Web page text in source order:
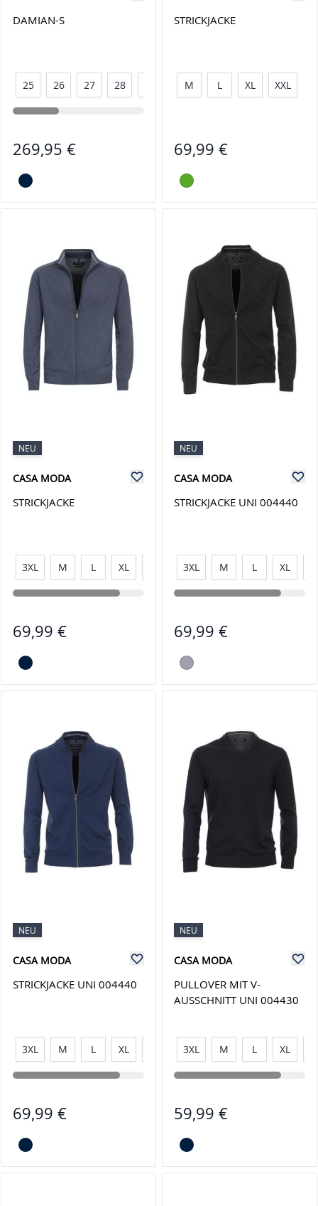
DAMIAN-S
25 26 27 28 52 56 58
269,95 €
STRICKJACKE
M L XL XXL
69,99 €
NEU
CASA MODA
STRICKJACKE
3XL M L XL
69,99 €
NEU
CASA MODA
STRICKJACKE UNI 004440
3XL M L XL
69,99 €
NEU
CASA MODA
STRICKJACKE UNI 004440
3XL M L XL
69,99 €
NEU
CASA MODA
PULLOVER MIT V-
AUSSCHNITT UNI 004430
3XL M L XL
59,99 €